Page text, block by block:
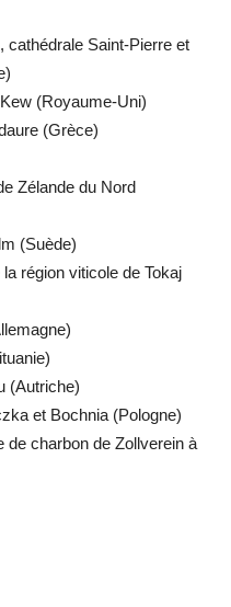
Saint-Pierre et
(Royaume-Uni)
(Grèce)
Zélande du Nord
(Suède)
région viticole de Tokaj
(Autriche)
et Bochnia (Pologne)
de charbon de Zollverein à